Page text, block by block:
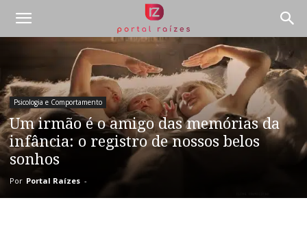
Psicologia e Comportamento
Um irmão é o amigo das memórias da
infância: o registro de nossos belos
sonhos
Por Portal Raízes -